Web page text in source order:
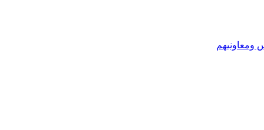
ومعاونيهم